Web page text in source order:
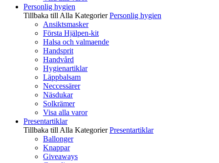
Personlig hygien
Tillbaka till Alla Kategorier Personlig hygien
Ansiktsmasker
Första Hjälpen-kit
Halsa och valmaende
Handsprit
Handvård
Hygienartiklar
Läppbalsam
Neccessärer
Näsdukar
Solkrämer
Visa alla varor
Presentartiklar
Tillbaka till Alla Kategorier Presentartiklar
Ballonger
Knappar
Giveaways